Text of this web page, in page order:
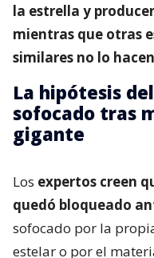
la estrella y
mientras que otras
similares no lo hacen
La hipótesis
sofocado tras
gigante
Los expertos creen
quedó bloqueado
sofocado por la
estelar o por el